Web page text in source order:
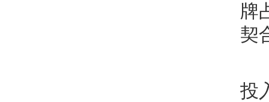
牌
契
投